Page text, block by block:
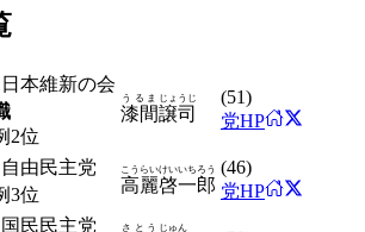
日本維新の会
2位
漆間
うるま
譲司
じょうじ (51)
党HP
自由民主党
3位 高麗
こうらい
啓一郎
けいいちろう (46)
党HP
国民民主党
さとう じゅん